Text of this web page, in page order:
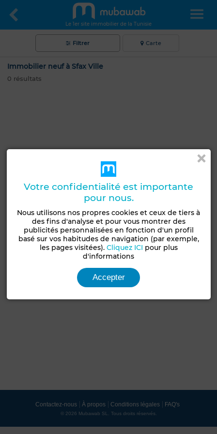
Le 1er site immobilier de la Tunisie
Filtrer Carte
Immobilier neuf à Sfax Ville
0 résultats
Contactez-nous À propos Conditions légales FAQ's
© 2026 Mubawab SL. Tous droits réservés.
Votre confidentialité est importante
pour nous.
Nous utilisons nos propres cookies et ceux de tiers à
des fins d'analyse et pour vous montrer des
publicités personnalisées en fonction d'un profil
basé sur vos habitudes de navigation (par exemple,
les pages visitées). Cliquez ICI pour plus
d'informations
Accepter